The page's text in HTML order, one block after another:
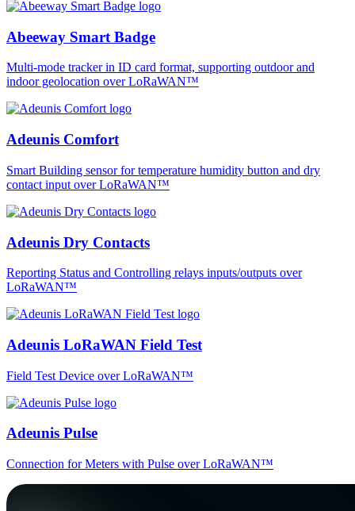
Abeeway Smart Badge
Multi-mode tracker in ID card format, supporting outdoor and
indoor geolocation over LoRaWAN™
Adeunis Comfort
Smart Building sensor for temperature humidity button and dry
contact input over LoRaWAN™
Adeunis Dry Contacts
Reporting Status and Controlling relays inputs/outputs over
LoRaWAN™
Adeunis LoRaWAN Field Test
Field Test Device over LoRaWAN™
Adeunis Pulse
Connection for Meters with Pulse over LoRaWAN™